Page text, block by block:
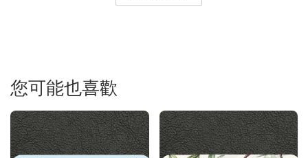
您可能也喜歡